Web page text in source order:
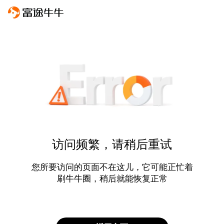
访问频繁，请稍后重试
您所要访问的页面不在这儿，它可能正忙着
刷牛牛圈，稍后就能恢复正常